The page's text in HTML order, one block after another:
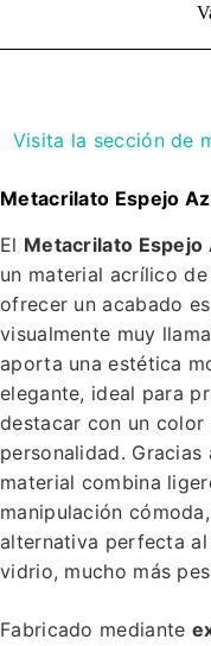
Visita la sección de
Metacrilato Espejo
El Metacrilato Espejo
un material acrílico
ofrecer un acabado
visualmente muy
aporta una estética
elegante, ideal para
destacar con un
personalidad. Gracias
material combina
manipulación
alternativa perfecta
vidrio, mucho más
Fabricado mediante